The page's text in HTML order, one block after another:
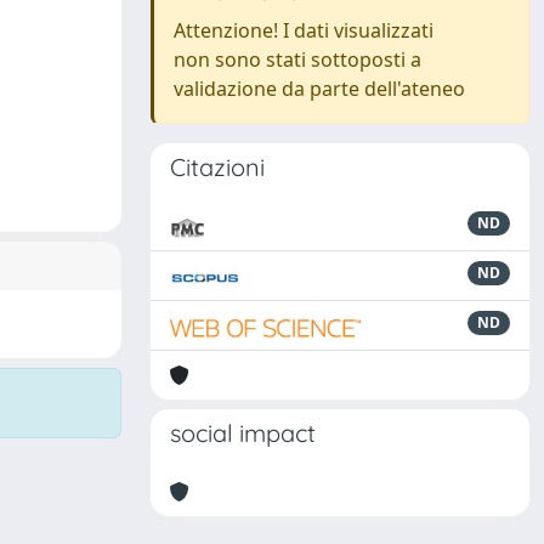
Attenzione! I dati visualizzati
non sono stati sottoposti a
validazione da parte dell'ateneo
Citazioni
ND
ND
ND
social impact